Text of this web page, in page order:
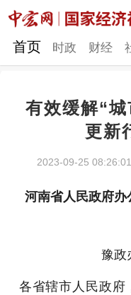
财
首页 时政 财经
有效缓解“
更新
2023-09-25 08:26:01
河南省人民政府办
豫政
各省辖市人民政府